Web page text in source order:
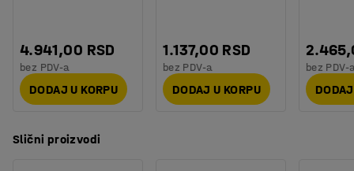
4.941,00 RSD
bez PDV-a
DODAJ U KORPU
1.137,00 RSD
bez PDV-a
DODAJ U KORPU
bez PDV-
Slični proizvodi